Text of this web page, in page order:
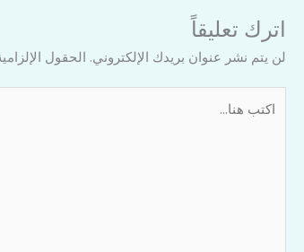
اترك تعليقاً
لن يتم نشر عنوان بريدك الإلكتروني. الحقول
هنا...